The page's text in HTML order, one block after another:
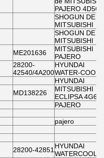
PAJERO 4D56Q
SHOGUN DE
MITSUBISHI
SHOGUN DE
MITSUBISHI
ME201636
MITSUBISHI
PAJERO
28200-
42540/4A200
HYUNDAI
WATER-COOL
HYUNDAI
MD138226
MITSUBISHI
ECLIPSA 4G63
PAJERO
pajero
28200-42851 HYUNDAI